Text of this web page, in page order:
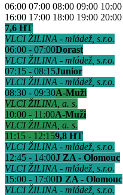
06:00 07:00 08:00 09:00 10:00
16:00 17:00 18:00 19:00 20:00
7,6 HT
VLCI ŽILINA - mládež, s.r.o.
06:00 - 07:00Dorast
VLCI ŽILINA - mládež, s.r.o.
07:15 - 08:15Junior
VLCI ŽILINA - mládež, s.r.o.
08:30 - 09:30A-Muži
VLCI ŽILINA, a. s.
10:00 - 11:00A-Muži
VLCI ŽILINA, a. s.
11:15 - 12:159,8 HT
VLCI ŽILINA - mládež, s.r.o.
12:45 - 14:00J ZA - Olomouc
VLCI ŽILINA - mládež, s.r.o.
15:00 - 17:00D ZA - Olomouc
VLCI ŽILINA - mládež, s.r.o.